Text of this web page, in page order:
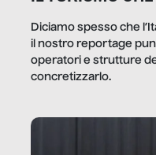
Diciamo spesso che
il nostro reportage
operatori e strutture
concretizzarlo.